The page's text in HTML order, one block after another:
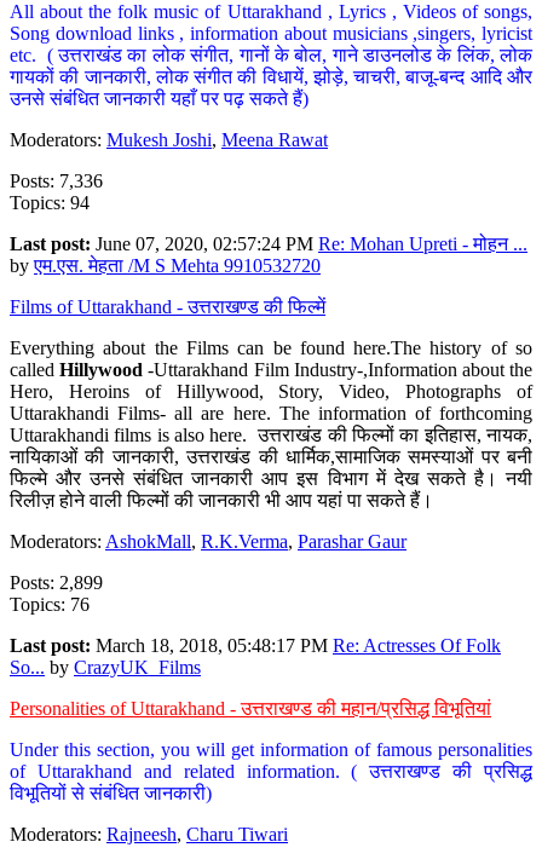
All about the folk music of Uttarakhand , Lyrics , Videos of songs,
Song download links , information about musicians ,singers, lyricist
etc. ( उत्तराखंड का लोक संगीत, गानों के बोल, गाने डाउनलोड के लिंक, लोक
गायकों की जानकारी, लोक संगीत की विधायें, झोड़े, चाचरी, बाजू-बन्द आदि और
उनसे संबंधित जानकारी यहाँ पर पढ़ सकते हैं)
Moderators: Mukesh Joshi, Meena Rawat
Posts: 7,336
Topics: 94
Last post: June 07, 2020, 02:57:24 PM Re: Mohan Upreti - मोहन ...
byएम.एस. मेहता /M S Mehta 9910532720
Films of Uttarakhand - उत्तराखण्ड की फिल्में
Everything about the Films can be found here.The history of so
calledHillywood-Uttarakhand Film Industry-,Information about the
Hero, Heroins of Hillywood, Story, Video, Photographs of
Uttarakhandi Films- all are here. The information of forthcoming
Uttarakhandi films is also here. उत्तराखंड की फिल्मों का इतिहास, नायक,
नायिकाओं की जानकारी, उत्तराखंड की धार्मिक,सामाजिक समस्याओं पर बनी
फिल्मे और उनसे संबंधित जानकारी आप इस विभाग में देख सकते है। नयी
रिलीज़ होने वाली फिल्मों की जानकारी भी आप यहां पा सकते हैं।
Moderators: AshokMall, R.K.Verma, Parashar Gaur
Posts: 2,899
Topics: 76
Last post: March 18, 2018, 05:48:17 PM Re: Actresses Of Folk
So... by CrazyUK_Films
Personalities of Uttarakhand - उत्तराखण्ड की महान/प्रसिद्ध विभूतियां
Under this section, you will get information of famous personalities
of Uttarakhand and related information. ( उत्तराखण्ड की प्रसिद्ध
विभूतियों से संबंधित जानकारी)
Moderators: Rajneesh, Charu Tiwari